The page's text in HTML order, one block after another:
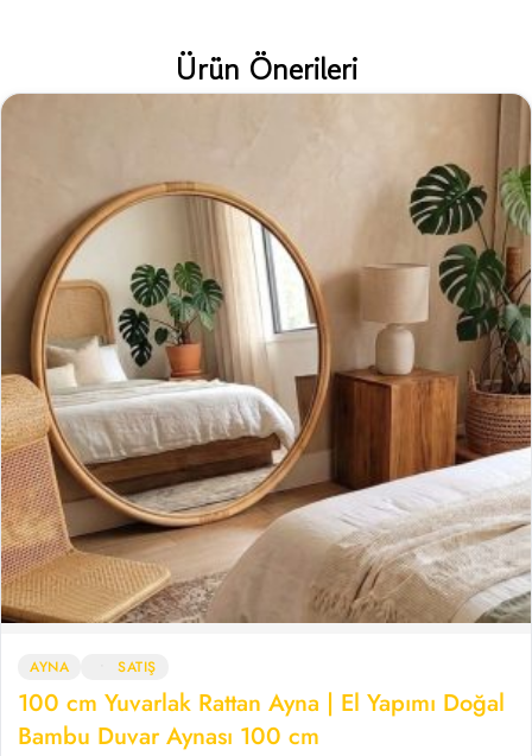
Ürün Önerileri
AYNA SATIŞ
100 cm Yuvarlak Rattan Ayna | El Yapımı Doğal
Bambu Duvar Aynası 100 cm